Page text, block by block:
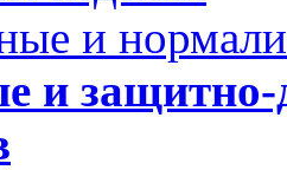
и
и защитно-